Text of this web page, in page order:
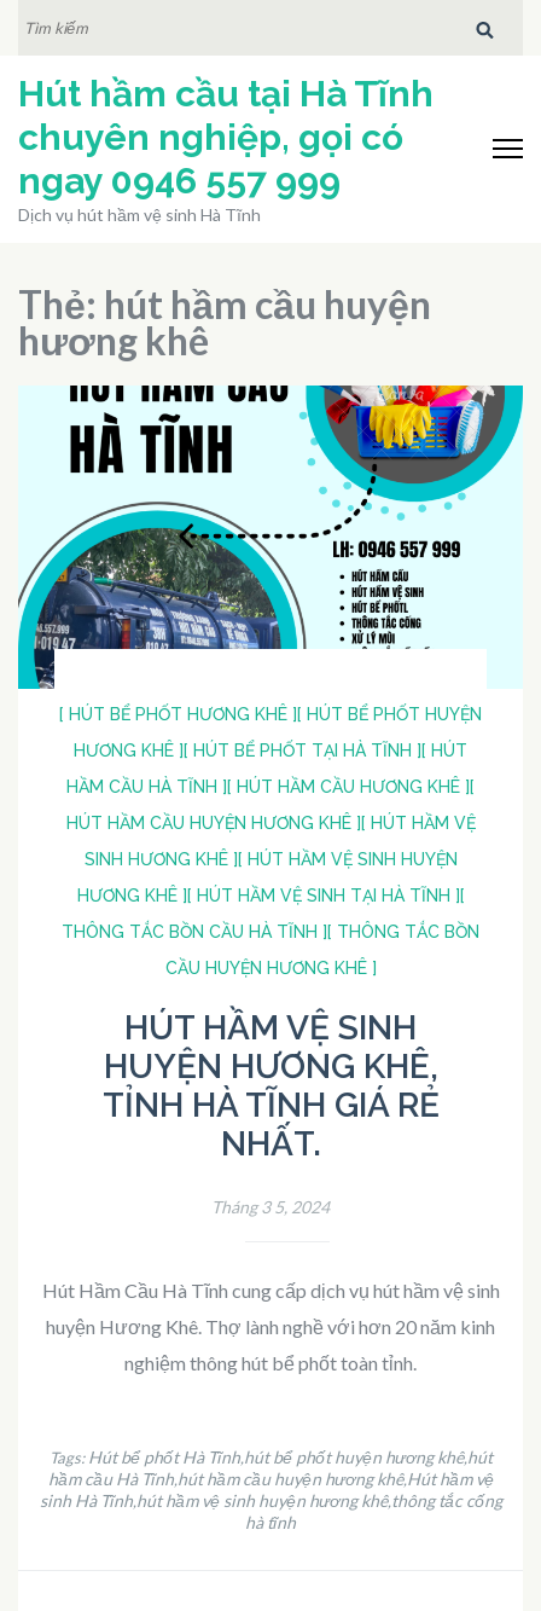
qua
dung
Hút hầm cầu tại Hà Tĩnh
chuyên nghiệp, gọi có
ngay 0946 557 999
Dịch vụ hút hầm vệ sinh Hà Tĩnh
Thẻ: hút hầm cầu huyện
hương khê
[ HÚT BỂ PHỐT HƯƠNG KHÊ ] [ HÚT BỂ PHỐT HUYỆN
HƯƠNG KHÊ ] [ HÚT BỂ PHỐT TẠI HÀ TĨNH ] [ HÚT
HẦM CẦU HÀ TĨNH ] [ HÚT HẦM CẦU HƯƠNG KHÊ ] [
HÚT HẦM CẦU HUYỆN HƯƠNG KHÊ ] [ HÚT HẦM VỆ
SINH HƯƠNG KHÊ ] [ HÚT HẦM VỆ SINH HUYỆN
HƯƠNG KHÊ ] [ HÚT HẦM VỆ SINH TẠI HÀ TĨNH ] [
THÔNG TẮC BỒN CẦU HÀ TĨNH ] [ THÔNG TẮC BỒN
CẦU HUYỆN HƯƠNG KHÊ ]
HÚT HẦM VỆ SINH
HUYỆN HƯƠNG KHÊ,
TỈNH HÀ TĨNH GIÁ RẺ
NHẤT.
Tháng 3 5, 2024
Hút Hầm Cầu Hà Tĩnh cung cấp dịch vụ hút hầm vệ sinh
huyện Hương Khê. Thợ lành nghề với hơn 20 năm kinh
nghiệm thông hút bể phốt toàn tỉnh.
Tags:Hút bể phốt Hà Tĩnh,hút bể phốt huyện hương khê,hút
hầm cầu Hà Tĩnh,hút hầm cầu huyện hương khê,Hút hầm vệ
sinh Hà Tĩnh,hút hầm vệ sinh huyện hương khê,thông tắc cống
hà tĩnh